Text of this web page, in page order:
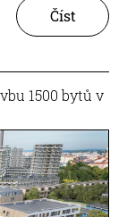
Číst
1500 bytů v